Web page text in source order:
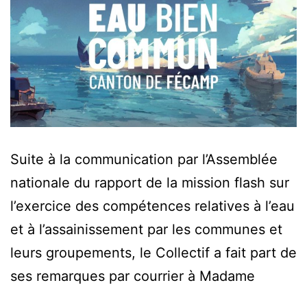
Suite à la communication par l’Assemblée
nationale du rapport de la mission flash sur
l’exercice des compétences relatives à l’eau
et à l’assainissement par les communes et
leurs groupements, le Collectif a fait part de
ses remarques par courrier à Madame